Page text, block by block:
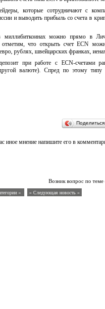
которые сотрудничают с
и выводить прибыль со счета в
миллибиткоинах можно прямо в
что открыть счет ECN
рублях, швейцарских франках,
при работе с ECN-счетами
валюте). Спред по этому
иное мнение напишите его в
Возник вопрос по теме
« » Следующая новость »